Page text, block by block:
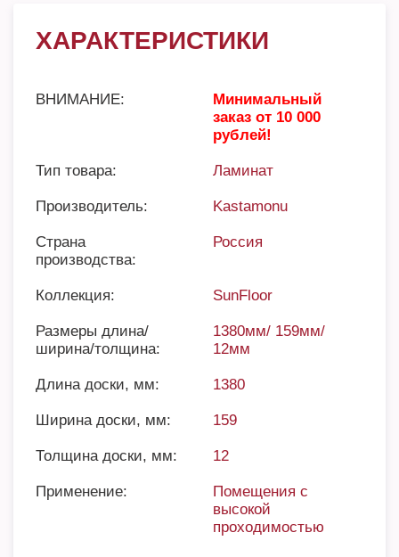
ХАРАКТЕРИСТИКИ
ВНИМАНИЕ:
Минимальный
заказ от 10 000
рублей!
Тип товара: Ламинат
Производитель: Kastamonu
Страна
производства:
Россия
Коллекция: SunFloor
Размеры длина/
ширина/толщина:
1380мм/ 159мм/
12мм
Длина доски, мм: 1380
Ширина доски, мм: 159
Толщина доски, мм: 12
Применение:
Помещения с
высокой
проходимостью